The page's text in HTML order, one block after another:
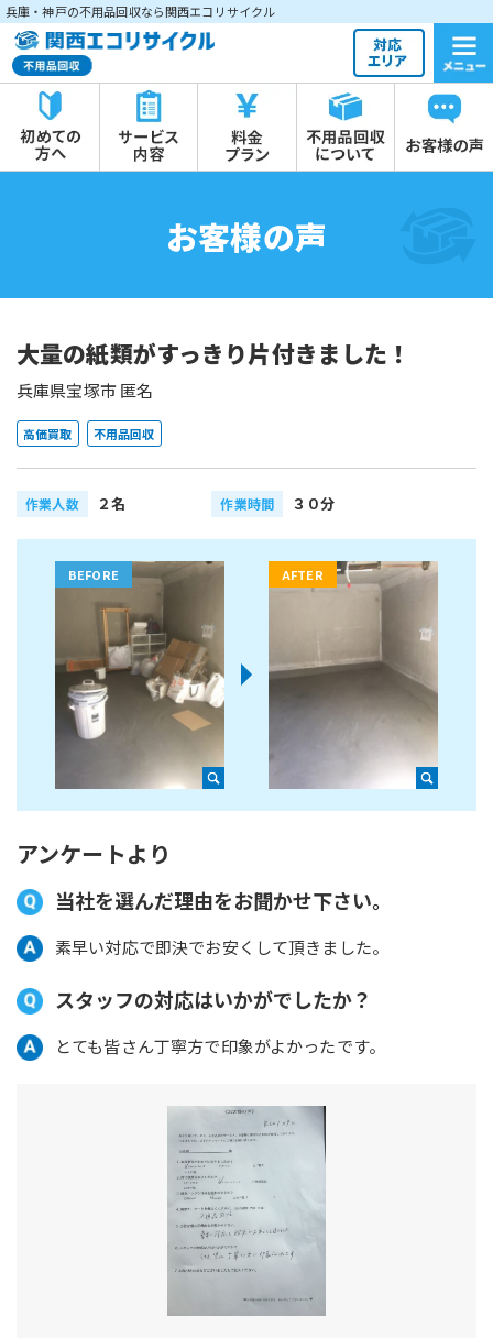
兵庫・神戸の不用品回収なら関西エコリサイクル
お客様の声
大量の紙類がすっきり片付きました！
兵庫県宝塚市 匿名
高価買取 不用品回収
作業人数 ２名 作業時間 ３０分
アンケートより
当社を選んだ理由をお聞かせ下さい。
素早い対応で即決でお安くして頂きました。
スタッフの対応はいかがでしたか？
とても皆さん丁寧方で印象がよかったです。